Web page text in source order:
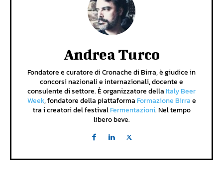
Andrea Turco
Fondatore e curatore di Cronache di Birra, è giudice in
concorsi nazionali e internazionali, docente e
consulente di settore. È organizzatore della Italy Beer
Week, fondatore della piattaforma Formazione Birrae
tra i creatori del festivalFermentazioni. Nel tempo
libero beve.